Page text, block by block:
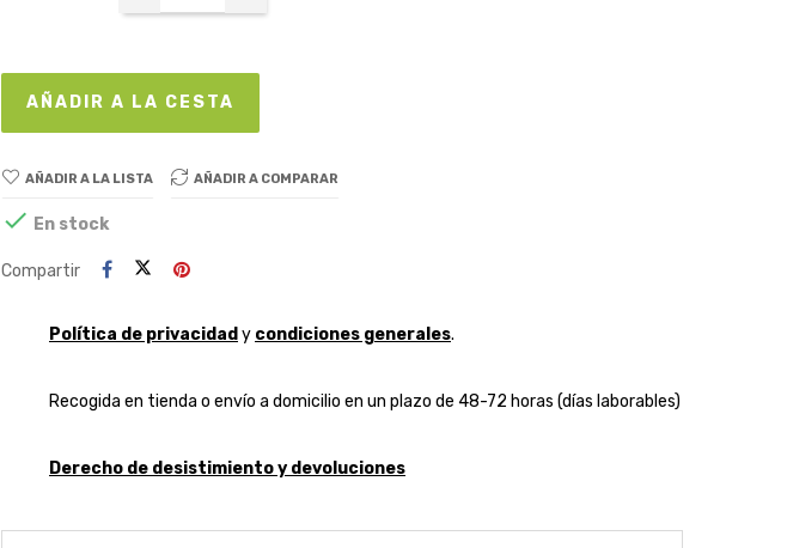
AÑADIR A LA CESTA
AÑADIR A LA LISTA AÑADIR A COMPARAR
 En stock
Compartir
Política de privacidad y condiciones generales.
Recogida en tienda o envío a domicilio en un plazo de 48-72 horas (días laborables)
Derecho de desistimiento y devoluciones